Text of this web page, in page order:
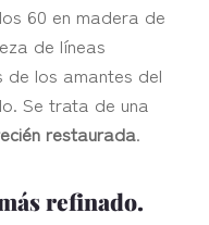
60 en madera de
de líneas
de los amantes del
Se trata de una
restaurada.
refinado.